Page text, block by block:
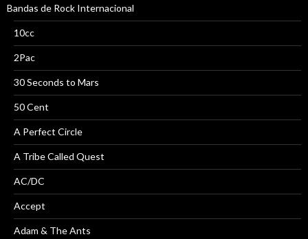
Bandas de Rock Internacional
10cc
2Pac
30 Seconds to Mars
50 Cent
A Perfect Circle
A Tribe Called Quest
AC/DC
Accept
Adam & The Ants